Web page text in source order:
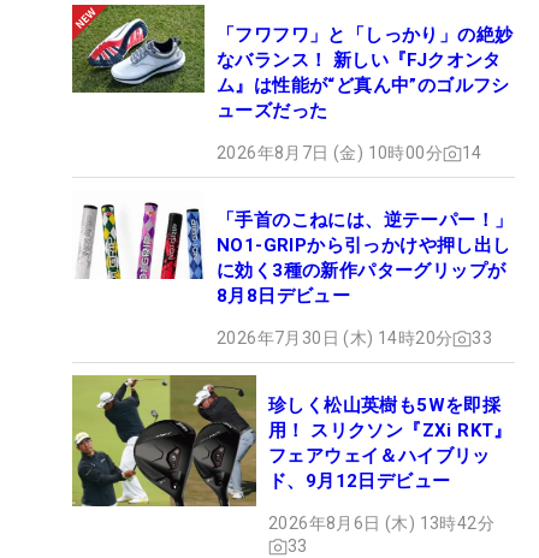
「フワフワ」と「しっかり」の絶妙
なバランス！ 新しい『FJクオンタ
ム』は性能が“ど真ん中”のゴルフシ
ューズだった
2026年8月7日 (金) 10時00分 14
「手首のこねには、逆テーパー！」
NO1-GRIPから引っかけや押し出し
に効く3種の新作パターグリップが
8月8日デビュー
2026年7月30日 (木) 14時20分 33
珍しく松山英樹も5Wを即採
用！ スリクソン『ZXi RKT』
フェアウェイ＆ハイブリッ
ド、9月12日デビュー
2026年8月6日 (木) 13時42分
33